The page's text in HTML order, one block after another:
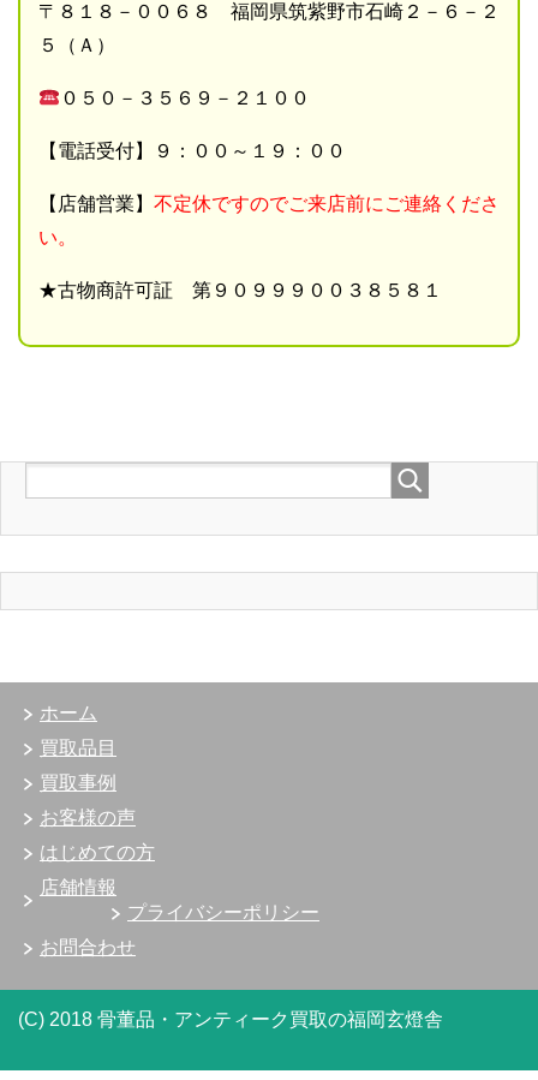
〒８１８－００６８ 福岡県筑紫野市石崎２－６－２
５（Ａ）
０５０－３５６９－２１００
【電話受付】９：００～１９：００
【店舗営業】 不定休ですのでご来店前にご連絡くださ
い。
★古物商許可証 第９０９９９００３８５８１
ホーム
買取品目
買取事例
お客様の声
はじめての方
店舗情報
プライバシーポリシー
お問合わせ
(C) 2018 骨董品・アンティーク買取の福岡玄燈舎